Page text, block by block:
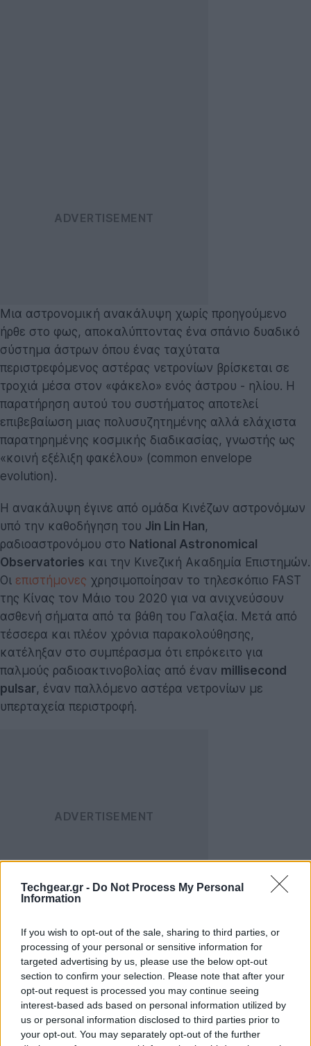
Techgear.gr - Do Not Process My Personal
Information
If you wish to opt-out of the sale, sharing to third parties, or
processing of your personal or sensitive information for
targeted advertising by us, please use the below opt-out
section to confirm your selection. Please note that after your
opt-out request is processed you may continue seeing
interest-based ads based on personal information utilized by
us or personal information disclosed to third parties prior to
your opt-out. You may separately opt-out of the further
Μια αστρονομική ανακάλυψη χωρίς προηγούμενο
ήρθε στο φως, αποκαλύπτοντας ένα σπάνιο δυαδικό
σύστημα άστρων όπου ένας ταχύτατα
περιστρεφόμενος αστέρας νετρονίων βρίσκεται σε
τροχιά μέσα στον «φάκελο» ενός άστρου - ηλίου. Η
παρατήρηση αυτού του συστήματος αποτελεί
επιβεβαίωση μιας πολυσυζητημένης αλλά ελάχιστα
παρατηρημένης κοσμικής διαδικασίας, γνωστής ως
«κοινή εξέλιξη φακέλου» (common envelope
evolution).
Η ανακάλυψη έγινε από ομάδα Κινέζων αστρονόμων
υπό την καθοδήγηση του Jin Lin Han,
ραδιοαστρονόμου στο National Astronomical
Observatories και την Κινεζική Ακαδημία Επιστημών.
Οι επιστήμονες χρησιμοποίησαν το τηλεσκόπιο FAST
της Κίνας τον Μάιο του 2020 για να ανιχνεύσουν
ασθενή σήματα από τα βάθη του Γαλαξία. Μετά από
τέσσερα και πλέον χρόνια παρακολούθησης,
κατέληξαν στο συμπέρασμα ότι επρόκειτο για
παλμούς ραδιοακτινοβολίας από έναν millisecond
pulsar, έναν παλλόμενο αστέρα νετρονίων με
υπερταχεία περιστροφή.
pulsar. Οι επιστήμονες ανακάλυψαν ότι ο παλλόμενος
αυτός αστέρας ανήκει σε ένα δυαδικό σύστημα,
καθώς περιφέρεται γύρω από έναν αόρατο συνοδό
κάθε 3,6 ώρες. Για περίπου το ένα έκτο αυτής της
τροχιάς, το ραδιοσήμα του pulsar μπλοκάρεται,
γεγονός που υποδεικνύει την ύπαρξη ενός ιδιαίτερα
μεγάλου συνοδού.